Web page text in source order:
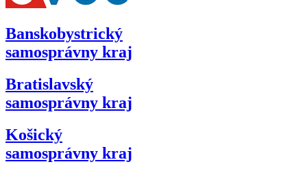
Banskobystrický
samosprávny kraj
Bratislavský
samosprávny kraj
Košický
samosprávny kraj